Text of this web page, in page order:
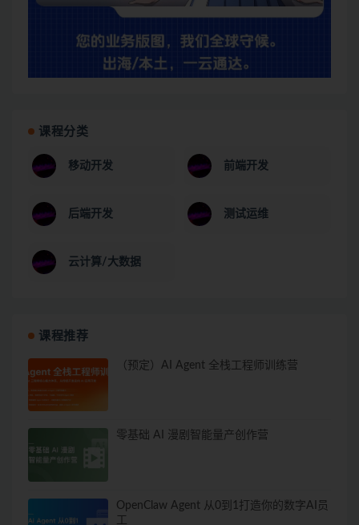
课程分类
移动开发 前端开发
后端开发 测试运维
云计算/大数据
课程推荐
（预定）AI Agent 全栈工程师训练营
零基础 AI 漫剧智能量产创作营
OpenClaw Agent 从0到1打造你的数字AI员